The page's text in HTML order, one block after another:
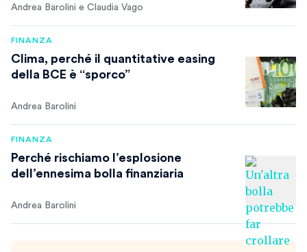
Andrea Barolini e Claudia Vago
FINANZA
Clima, perché il quantitative easing
della BCE è “sporco”
Andrea Barolini
FINANZA
Perché rischiamo l’esplosione
dell’ennesima bolla finanziaria
Andrea Barolini